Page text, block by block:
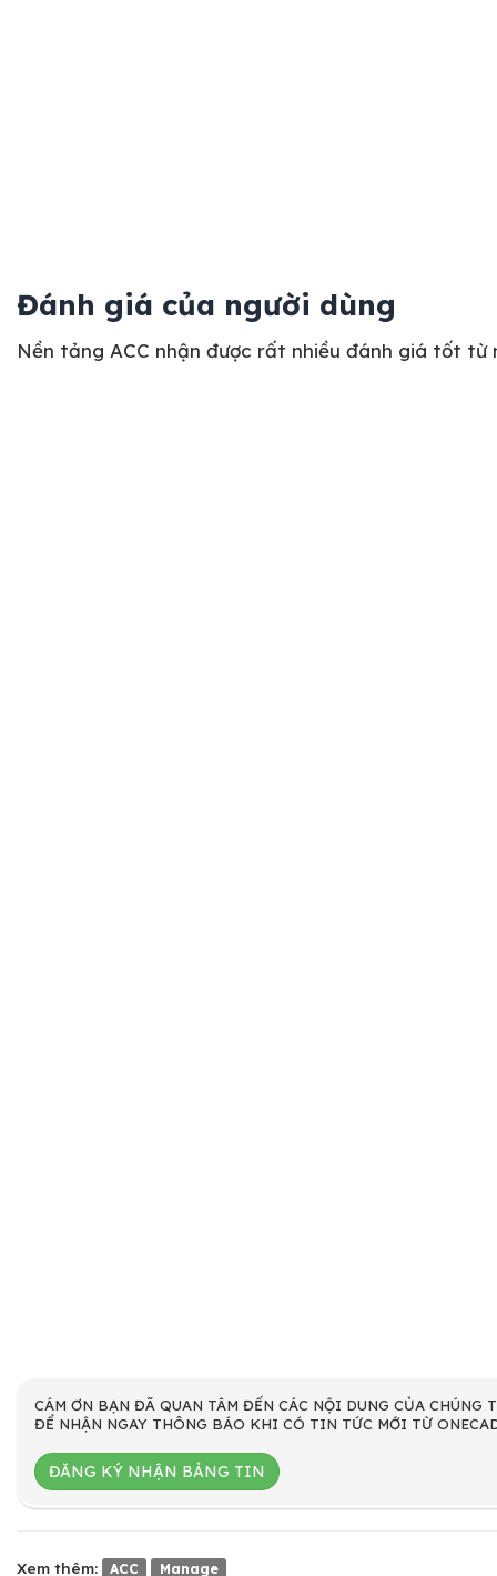
Đánh giá của người dùng
Nền tảng ACC nhận được rất nhiều đánh giá tốt
CÁM ƠN BẠN ĐÃ QUAN TÂM ĐẾN CÁC NỘI DUNG CỦA CHÚNG
ĐỂ NHẬN NGAY THÔNG BÁO KHI CÓ TIN TỨC MỚI TỪ
ĐĂNG KÝ NHẬN BẢNG TIN
Xem thêm: ACC Manage